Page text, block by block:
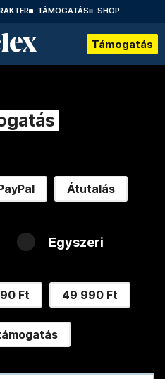
TÁMOGATÁS SHOP
Támogatás
Átutalás
Egyszeri
Ft 49 990 Ft